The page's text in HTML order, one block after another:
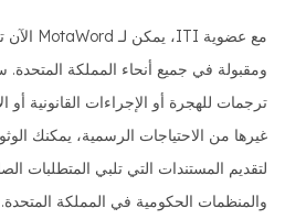
مع عضوية ITI، يمكن لـ MotaWord الآن تقديم
ومقبولة في جميع أنحاء المملكة
ترجمات للهجرة أو الإجراءات القانونية أو
لتقديم المستندات التي تلبي المتطلبات
والمنظمات الحكومية في المملكة المتحدة.